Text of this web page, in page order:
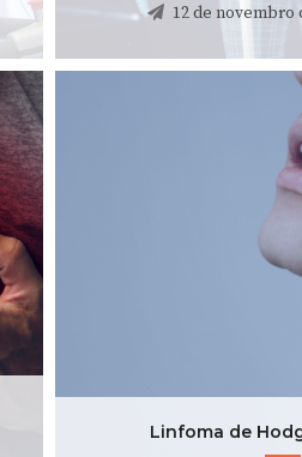
12 de novembro
Linfoma de
7 de setembro
Linfoma de